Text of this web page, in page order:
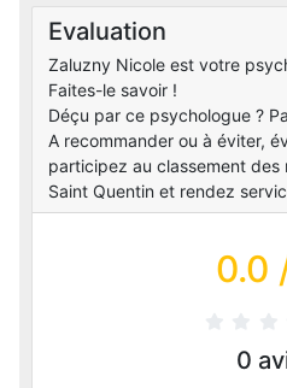
Evaluation
Zaluzny Nicole est votre
Faites-le savoir !
Déçu par ce psychologue ?
A recommander ou à éviter,
participez au classement des
Saint Quentin et rendez
0.0
0